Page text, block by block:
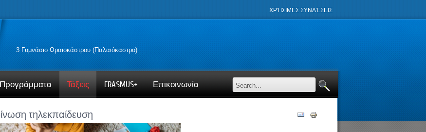
ΧΡΉΣΙΜΕΣ ΣΥΝΔΈΣΕΙΣ
3 Γυμνάσιο Ωραιοκάστρου (Παλαιόκαστρο)
Προγράμματα Τάξεις ERASMUS+ Επικοινωνία
τηλεκπαίδευση